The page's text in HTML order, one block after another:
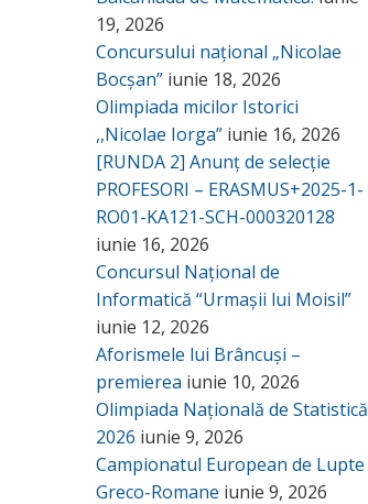
19, 2026
Concursului național „Nicolae
Bocșan” iunie 18, 2026
Olimpiada micilor Istorici
,,Nicolae Iorga” iunie 16, 2026
[RUNDA 2] Anunț de selecție
PROFESORI – ERASMUS+2025-1-
RO01-KA121-SCH-000320128
iunie 16, 2026
Concursul Național de
Informatică “Urmașii lui Moisil”
iunie 12, 2026
Aforismele lui Brâncuși –
premierea iunie 10, 2026
Olimpiada Națională de Statistică
2026 iunie 9, 2026
Campionatul European de Lupte
Greco-Romane iunie 9, 2026